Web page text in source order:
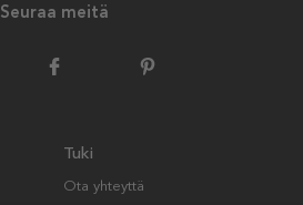
Seuraa meitä
Tuki
Ota yhteyttä